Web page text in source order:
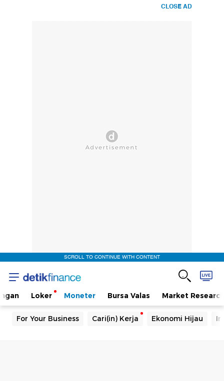
CLOSE AD
SCROLL TO CONTINUE WITH CONTENT
Loker Moneter Bursa Valas Market Research
For Your Business Cari(in) Kerja Ekonomi Hijau